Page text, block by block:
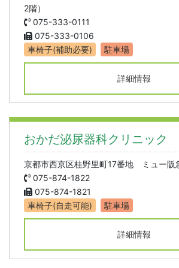
2階）
075-333-0111
075-333-0106
車椅子(補助必要)
駐車場
詳細情報
おかだ泌尿器科クリニック
京都市西京区桂野里町17番地 ミュー阪
075-874-1822
075-874-1821
車椅子(自走可能)
駐車場
詳細情報